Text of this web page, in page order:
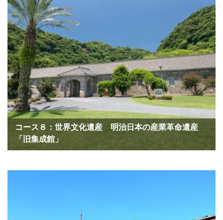
コース８：世界文化遺産 明治日本の産業革命遺産
「旧集成館」